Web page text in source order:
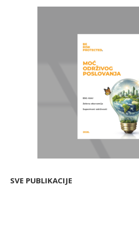
SVE PUBLIKACIJE